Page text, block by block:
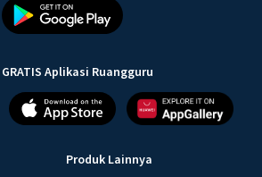
Aplikasi Ruangguru
Produk Lainnya